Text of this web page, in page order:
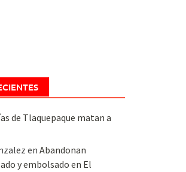
de Tlaquepaque matan a
en Abandonan
y embolsado en El